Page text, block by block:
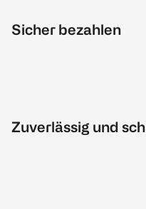
Sicher bezahlen
Zuverlässig und